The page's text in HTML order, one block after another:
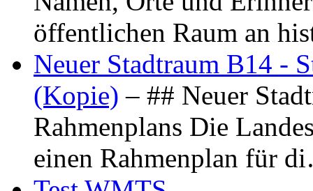
öffentlichen Raum an
Neuer Stadtraum B14 -
(Kopie) – ## Neuer
Rahmenplans Die
einen Rahmenplan für